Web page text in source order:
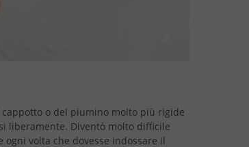
o del piumino molto più rigide
liberamente. Diventò molto difficile
volta che dovesse indossare il